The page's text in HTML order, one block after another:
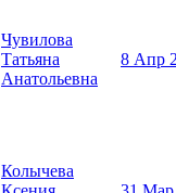
Чувилова
Татьяна
Анатольевна
8 Апр
Колычева